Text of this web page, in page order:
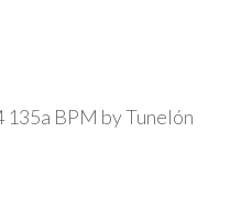
135a BPM by Tunelón